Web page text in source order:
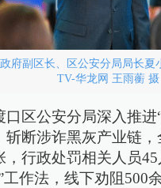
府副区长、区公安分局局长夏
TV-华龙网 王雨蘅 摄
口区公安分局深入推进
斩断涉诈黑灰产业链
，行政处罚相关人员
工作法，线下劝阻500